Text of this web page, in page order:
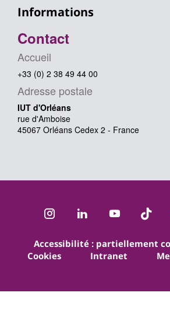
Informations
Contact
Accueil
+33 (0) 2 38 49 44 00
Adresse postale
IUT d'Orléans
rue d'Amboise
45067 Orléans Cedex 2 - France
InstagramLinkedInYoutube
Accessibilité : partiellement
Cookies
Intranet